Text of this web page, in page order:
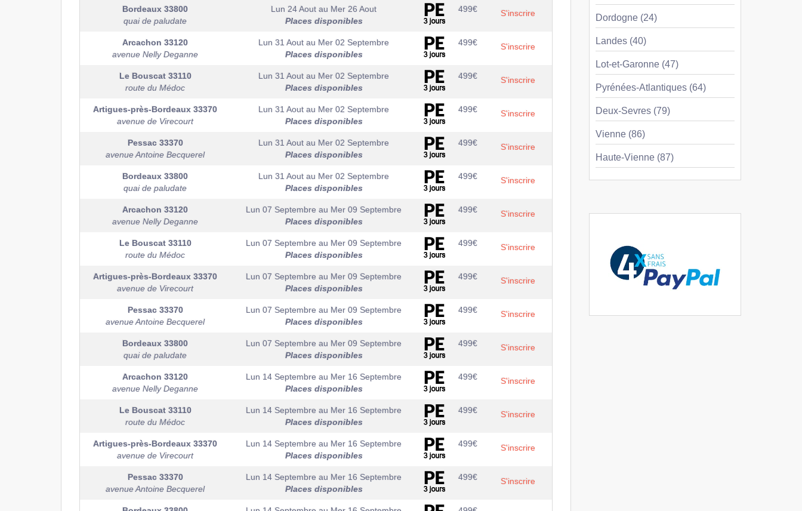
Bordeaux 33800
quai de paludate
Lun 24 Aout au Mer 26 Aout
Places disponibles
499€ S'inscrire
Arcachon 33120
avenue Nelly Deganne
Lun 31 Aout au Mer 02 Septembre
Places disponibles
499€ S'inscrire
Le Bouscat 33110
route du Médoc
Lun 31 Aout au Mer 02 Septembre
Places disponibles
499€ S'inscrire
Artigues-près-Bordeaux 33370
avenue de Virecourt
Lun 31 Aout au Mer 02 Septembre
Places disponibles
499€ S'inscrire
Pessac 33370
avenue Antoine Becquerel
Lun 31 Aout au Mer 02 Septembre
Places disponibles
499€ S'inscrire
Bordeaux 33800
quai de paludate
Lun 31 Aout au Mer 02 Septembre
Places disponibles
499€ S'inscrire
Arcachon 33120
avenue Nelly Deganne
Lun 07 Septembre au Mer 09 Septembre
Places disponibles
499€ S'inscrire
Le Bouscat 33110
route du Médoc
Lun 07 Septembre au Mer 09 Septembre
Places disponibles
499€ S'inscrire
Artigues-près-Bordeaux 33370
avenue de Virecourt
Lun 07 Septembre au Mer 09 Septembre
Places disponibles
499€ S'inscrire
Pessac 33370
avenue Antoine Becquerel
Lun 07 Septembre au Mer 09 Septembre
Places disponibles
499€ S'inscrire
Bordeaux 33800
quai de paludate
Lun 07 Septembre au Mer 09 Septembre
Places disponibles
499€ S'inscrire
Arcachon 33120
avenue Nelly Deganne
Lun 14 Septembre au Mer 16 Septembre
Places disponibles
499€ S'inscrire
Le Bouscat 33110
route du Médoc
Lun 14 Septembre au Mer 16 Septembre
Places disponibles
499€ S'inscrire
Artigues-près-Bordeaux 33370
avenue de Virecourt
Lun 14 Septembre au Mer 16 Septembre
Places disponibles
499€ S'inscrire
Pessac 33370
avenue Antoine Becquerel
Lun 14 Septembre au Mer 16 Septembre
Places disponibles
499€ S'inscrire
Dordogne (24)
Landes (40)
Lot-et-Garonne (47)
Pyrénées-Atlantiques (64)
Deux-Sevres (79)
Vienne (86)
Haute-Vienne (87)